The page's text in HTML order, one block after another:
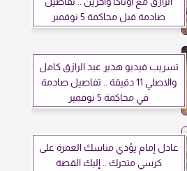
صادمة قبل محاكمة 5 نوفمبر
تسريب فيديو هدير عبد الرازق كامل
والاصلي 11 دقيقة .. تفاصيل صادمة
في محاكمة 5 نوفمبر
عادل إمام يؤدي مناسك العمرة على
كرسي متحرك .. إليك القصة